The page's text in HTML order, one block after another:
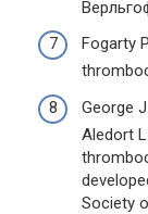
Fogarty
George
Aledort
Society